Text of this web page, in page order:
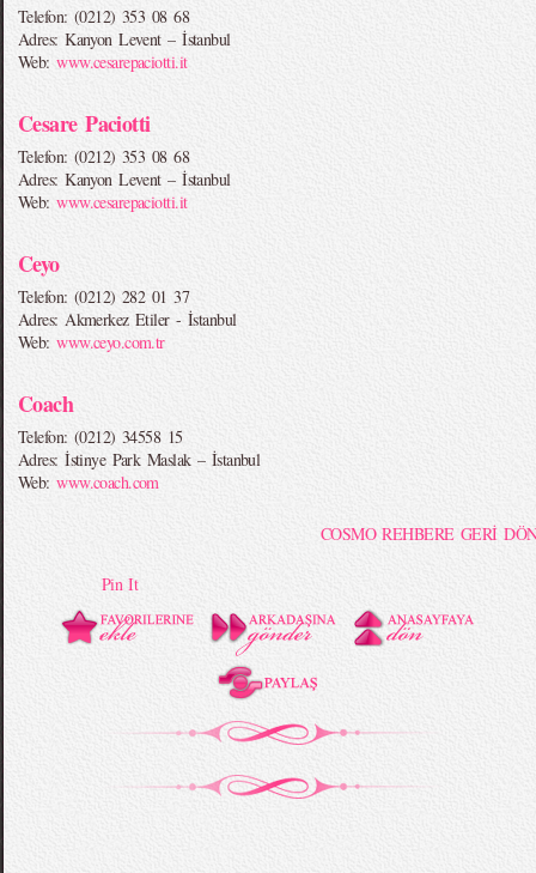
Telefon: (0212) 353 08 68
Adres: Kanyon Levent – İstanbul
Web:www.cesarepaciotti.it
Cesare Paciotti
Telefon: (0212) 353 08 68
Adres: Kanyon Levent – İstanbul
Web:www.cesarepaciotti.it
Ceyo
Telefon: (0212) 282 01 37
Adres: Akmerkez Etiler - İstanbul
Web:www.ceyo.com.tr
Coach
Telefon: (0212) 34558 15
Adres: İstinye Park Maslak – İstanbul
Web:www.coach.com
COSMO REHBERE GERİ
Pin It